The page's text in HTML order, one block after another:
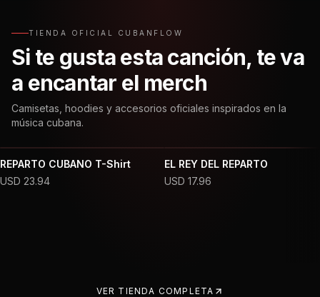
TIENDA OFICIAL CUBANFLOW
Si te gusta esta canción, te va
a encantar el merch
Camisetas, hoodies y accesorios oficiales inspirados en la
música cubana.
REPARTO CUBANO T-Shirt
USD 23.94
EL REY DEL REPARTO
USD 17.96
VER TIENDA COMPLETA